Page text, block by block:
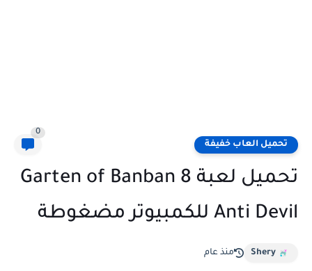
تحميل العاب خفيفة
0
تحميل لعبة Garten of Banban 8
Anti Devil للكمبيوتر مضغوطة
Shery منذ عام